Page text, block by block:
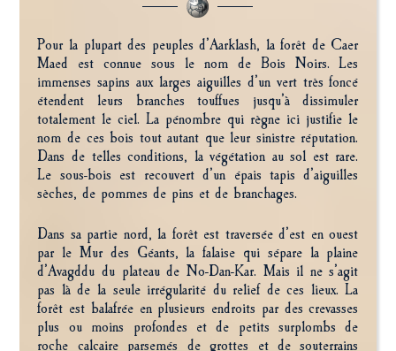
Pour la plupart des peuples d’Aarklash, la forêt de Caer
Maed est connue sous le nom de Bois Noirs. Les
immenses sapins aux larges aiguilles d’un vert très foncé
étendent leurs branches touffues jusqu’à dissimuler
totalement le ciel. La pénombre qui règne ici justifie le
nom de ces bois tout autant que leur sinistre réputation.
Dans de telles conditions, la végétation au sol est rare.
Le sous-bois est recouvert d’un épais tapis d’aiguilles
sèches, de pommes de pins et de branchages.
Dans sa partie nord, la forêt est traversée d’est en ouest
par le Mur des Géants, la falaise qui sépare la plaine
d’Avagddu du plateau de No-Dan-Kar. Mais il ne s’agit
pas là de la seule irrégularité du relief de ces lieux. La
forêt est balafrée en plusieurs endroits par des crevasses
plus ou moins profondes et de petits surplombs de
roche calcaire parsemés de grottes et de souterrains